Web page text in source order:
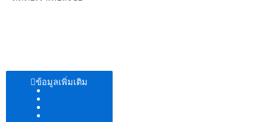
ข้อมูลเพิ่มเติม
ตัวอย่างโทนสี